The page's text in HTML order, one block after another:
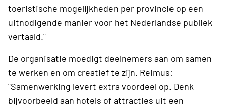
toeristische mogelijkheden per provincie op een
uitnodigende manier voor het Nederlandse publiek
vertaald."
De organisatie moedigt deelnemers aan om samen
te werken en om creatief te zijn. Reimus:
"Samenwerking levert extra voordeel op. Denk
bijvoorbeeld aan hotels of attracties uit een